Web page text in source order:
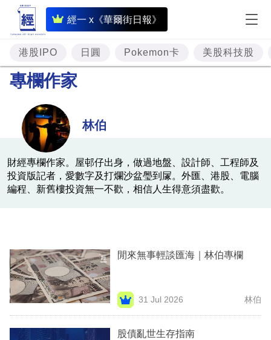
經一 x《華爾街日報》
即
時
財
經
樓
市
商
業
科
港股IPO 日圓 Pokemon卡 美股科技股
專欄作家
林伯
財經專欄作家。屋邨仔出身，做過地盤、設計師、工程師及
投資版記者，愛數字及打爛沙盆璺到㞘。外匯、港股、電腦
編程、新舊樓投資無一不歡，相信人生得意須盡歡。
閒來無事輕談匯海｜林伯專欄
31 Jul 2026 林伯
股債亂世生存指南